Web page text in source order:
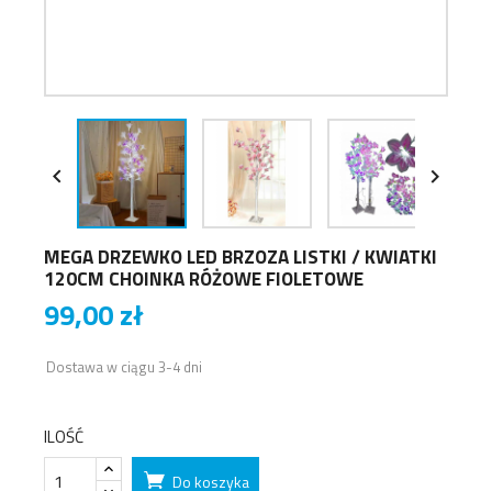
 
MEGA DRZEWKO LED BRZOZA LISTKI / KWIATKI
120CM CHOINKA RÓŻOWE FIOLETOWE
99,00 zł
Dostawa w ciągu 3-4 dni
ILOŚĆ
Do koszyka